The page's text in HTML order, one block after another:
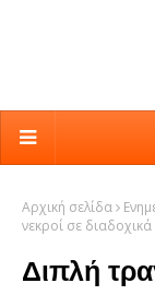
Αρχική σελίδα
νεκροί σε
Διπλή